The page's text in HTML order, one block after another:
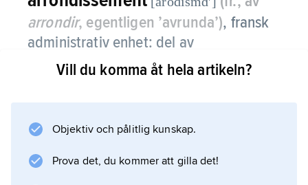
arrondir, egentligen ’avrunda’), fransk
administrativ enhet: del av
departement, i sin tur uppdelad i
Under tredje republiken (1870–1940) var
arrondissementen tidvis valkretsar till
deputeradekammaren.
Vill du komma åt hela artikeln?
Objektiv och pålitlig kunskap.
Prova det, du kommer att gilla det!